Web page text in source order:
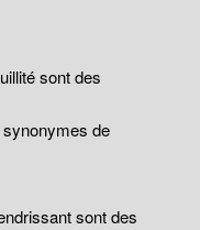
sont des
de
sont des